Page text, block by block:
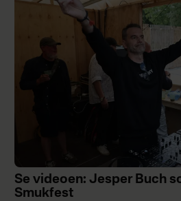
Se videoen: Jesper Buch
Smukfest